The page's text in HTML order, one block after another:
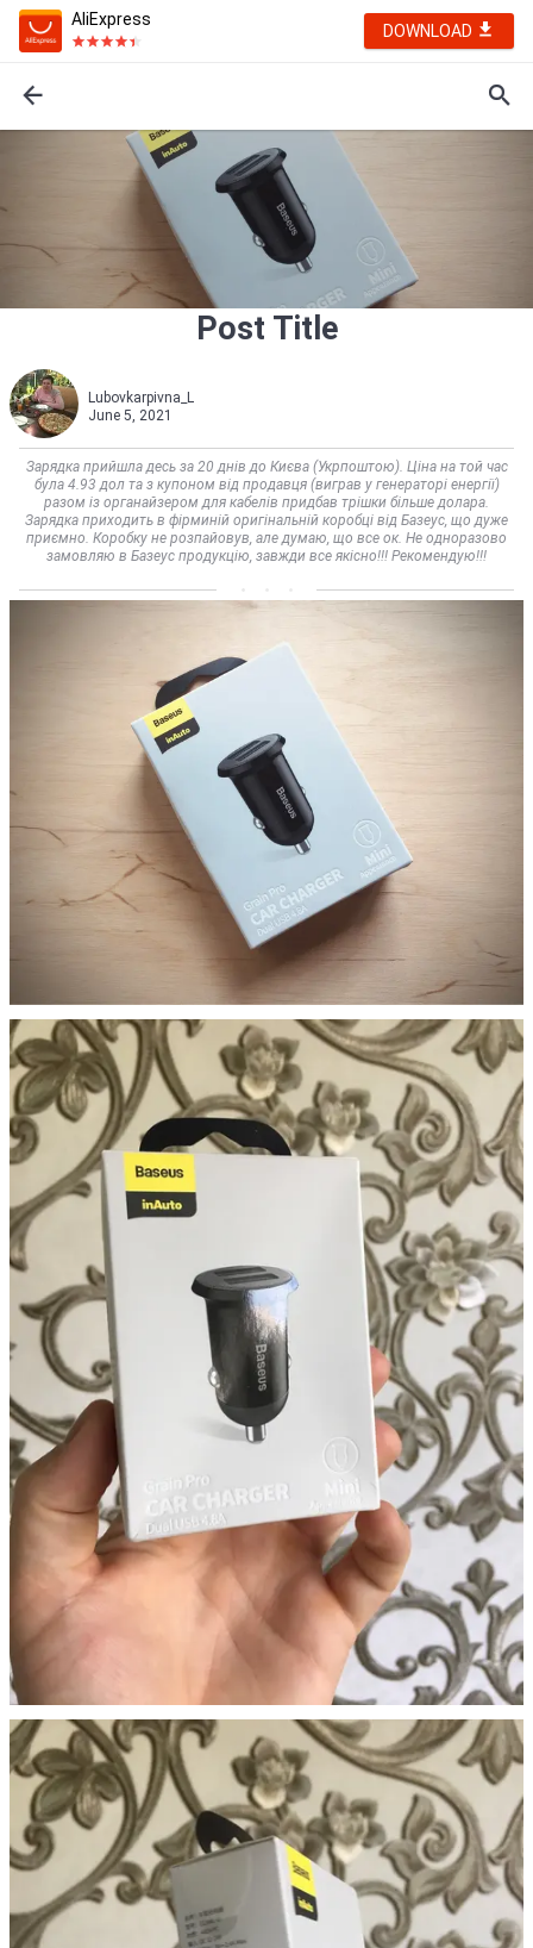
AliExpress
DOWNLOAD
Post Title
Lubovkarpivna_L
June 5, 2021
Зарядка прийшла десь за 20 днів до Києва (Укрпоштою). Ціна на той час
була 4.93 дол та з купоном від продавця (виграв у генераторі енергії)
разом із органайзером для кабелів придбав трішки більше долара.
Зарядка приходить в фірминій оригінальній коробці від Базеус, що дуже
приємно. Коробку не розпайовув, але думаю, що все ок. Не одноразово
замовляю в Базеус продукцію, завжди все якісно!!! Рекомендую!!!